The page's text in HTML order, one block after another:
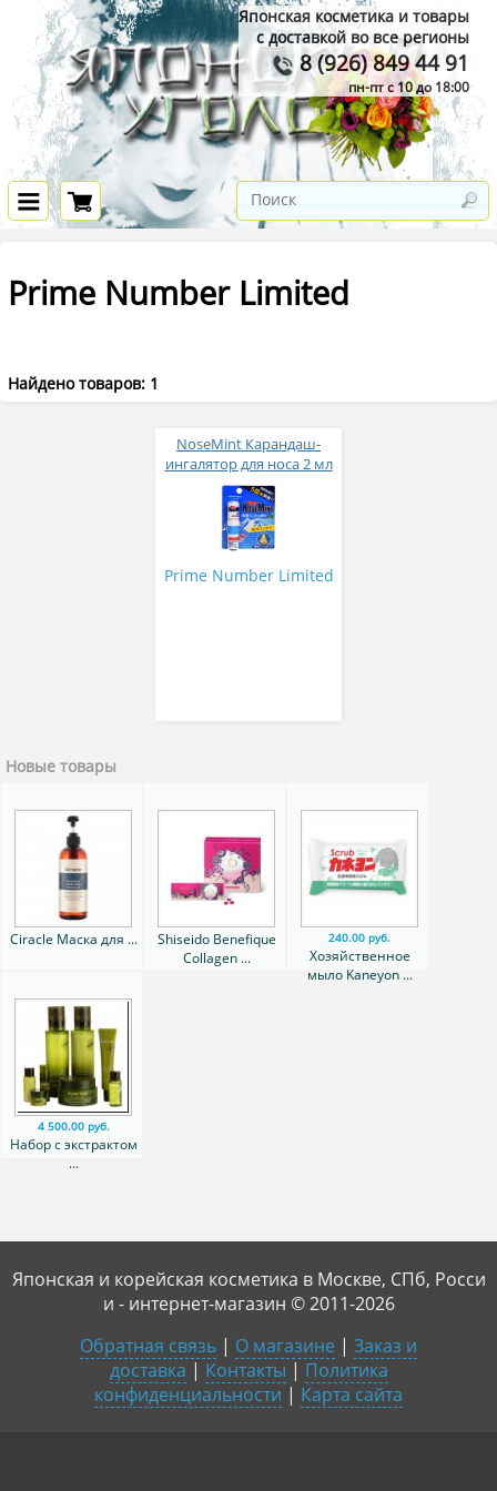
Японская косметика и товары
с доставкой во все регионы
8 (926) 849 44 91
пн-пт с 10 до 18:00
Prime Number Limited
Найдено товаров: 1
NoseMint Карандаш-
ингалятор для носа 2 мл
Prime Number Limited
Новые товары
Ciracle Маска для ...
Shiseido Benefique
Collagen ...
240.00 руб.
Хозяйственное
мыло Kaneyon ...
4 500.00 руб.
Набор с экстрактом
...
Японская и корейская косметика в Москве, СПб, Росси
и - интернет-магазин © 2011-2026
Обратная связь | О магазине | Заказ и
доставка | Контакты | Политика
конфиденциальности | Карта сайта